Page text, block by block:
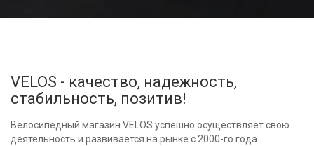
VELOS - качество, надежность,
стабильность, позитив!
Велосипедный магазин VELOS успешно осуществляет свою
деятельность и развивается на рынке с 2000-го года.